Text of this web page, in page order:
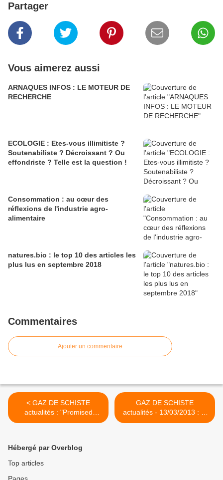
Partager
Vous aimerez aussi
ARNAQUES INFOS : LE MOTEUR DE
RECHERCHE
ECOLOGIE : Etes-vous illimitiste ?
Soutenabiliste ? Décroissant ? Ou
effondriste ? Telle est la question !
Consommation : au cœur des
réflexions de l'industrie agro-
alimentaire
natures.bio : le top 10 des articles les
plus lus en septembre 2018
Commentaires
Ajouter un commentaire
< GAZ DE SCHISTE
actualités : "Promised
Land", le film qui dit "non au
GAZ DE SCHISTE
actualités - 13/03/2013 : le
collectif des artistes new
Hébergé par Overblog
Top articles